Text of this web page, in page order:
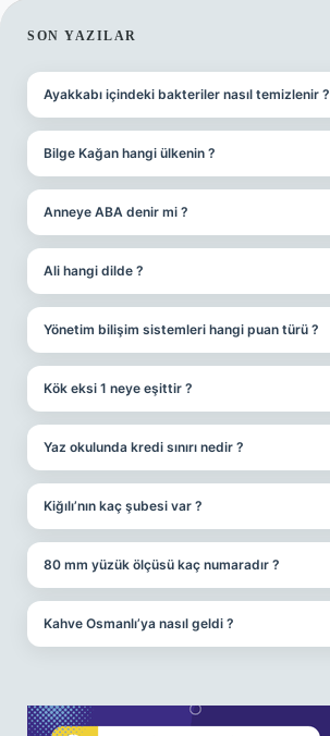
SIDEBAR
SON YAZILAR
Ayakkabı içindeki bakteriler nasıl temizlenir ?
Bilge Kağan hangi ülkenin ?
Anneye ABA denir mi ?
Ali hangi dilde ?
Yönetim bilişim sistemleri hangi puan türü ?
Kök eksi 1 neye eşittir ?
Yaz okulunda kredi sınırı nedir ?
Kiğılı’nın kaç şubesi var ?
80 mm yüzük ölçüsü kaç numaradır ?
Kahve Osmanlı’ya nasıl geldi ?